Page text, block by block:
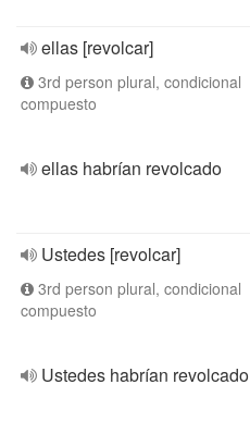
ellas [revolcar]
3rd person plural, condicional
compuesto
ellas habrían revolcado
Ustedes [revolcar]
3rd person plural, condicional
compuesto
Ustedes habrían revolcado